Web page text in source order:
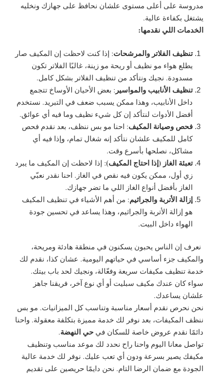
مدروسة على أعلى مستوى علشان نحافظ على جهازك ونخليه
يشتغل بكفاءة عالية.
الخدمات اللي نقدمها:
تنظيف الفلاتر والمرشحات: إذا كنت لاحظت إن المكيف صار
يطلع هواء مو نظيف أو ريحة مو زينة، غالبًا الفلاتر تكون
مسدودة. نجيك ونتأكد من تنظيف الفلاتر بشكل كامل.
تنظيف الأنابيب والمواسير : بعض الأحيان الأوساخ تتجمع
داخل الأنابيب، وهذا ممكن يسبب ضعف في التبريد. نستخدم
أفضل الأدوات لنتأكد إن كل شيء نظيف وما فيه أي عوائق.
فحص وصيانة المكيف: احنا مو بس ننظف، بعد نقدم فحص
كامل للمكيف علشان نتأكد إنه شغال تمام، وإذا فيه أي
مشاكل، نصلحها بأسرع وقت.
تعبئة الغاز (إذا احتاج المكيف): إذا لاحظت إن المكيف ما يبرد
زي أول، ممكن يكون فيه نقص في الغاز. احنا نقدر نعبّي
الغاز بأفضل أنواع الغاز اللي ما تضر جهازك.
إزالة الأتربة والجراثيم: من أهم الأشياء في تنظيف المكيف
هو إزالة الأتربة والجراثيم، وهذا يساعد في تحسين جودة
الهواء داخل البيت.
نعرف إن الناس يحبون يسكنون في منطقة هادئة ومريحة،
والمكيف جزء أساسي في حياتهم اليومية. عشان كذا، نقدم لك
خدمة تنظيف مكيفات سريعة وفعّالة، ونجيك لحد باب بيتك.
سواء كان عندك مكيف سبليت أو أي نوع آخر، فريقنا جاهز
علشان يساعدك.
نحن نحرص نقدم أسعار مناسبة وتناسب كل الميزانيات. مو بس
ننظف المكيفات، بعد نوفر لك خدمة مميزة بتكلفة معقولة. واحنا
دائمًا نقدم عروض خاصة للسكان في حي النهضة.
تواصل معانا اليوم واحنا راح نحدد لك موعد مناسب وتنظيف
مكيفك يصير بسرعة ودون أي تعب عليك. نوفر لك خدمة عالية
الجودة مع ضمان الرضا التام. نحن دايمًا حريصين على تقديم